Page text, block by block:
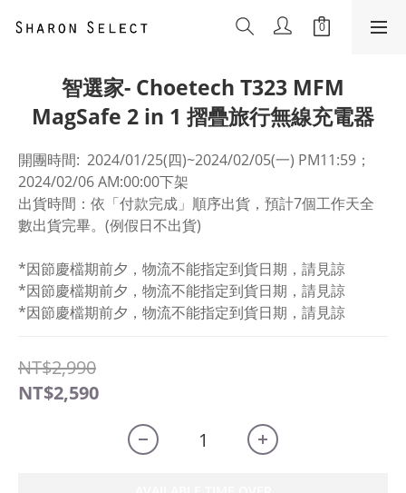
智選家- Choetech T323 MFM
MagSafe 2 in 1 摺疊旅行無線充電器
開團時間:  2024/01/25(四)~2024/02/05(一) PM11:59；
2024/02/06 AM:00:00下架
出貨時間：依「付款完成」順序出貨，預計7個工作天全
數出貨完畢。(例假日不出貨)
*因節慶檔期前夕，物流不能指定到貨日期，請見諒
*因節慶檔期前夕，物流不能指定到貨日期，請見諒
*因節慶檔期前夕，物流不能指定到貨日期，請見諒
NT$2,990
NT$2,590